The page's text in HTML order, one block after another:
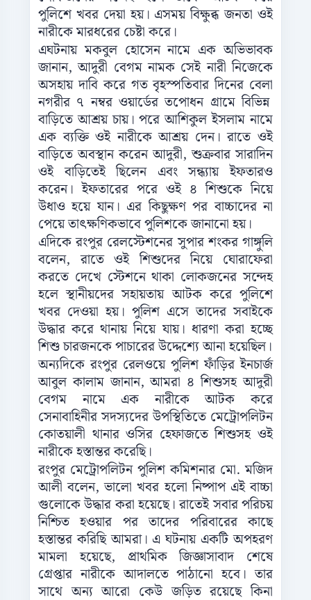
পুলিশে খবর দেয়া হয়। এসময় বিক্ষুব্ধ জনতা ওই
নারীকে মারধরের চেষ্টা করে।
এঘটনায় মকবুল হোসেন নামে এক অভিভাবক
জানান, আদুরী বেগম নামক সেই নারী নিজেকে
অসহায় দাবি করে গত বৃহস্পতিবার দিনের বেলা
নগরীর ৭ নম্বর ওয়ার্ডের তপোধন গ্রামে বিভিন্ন
বাড়িতে আশ্রয় চায়। পরে আশিকুল ইসলাম নামে
এক ব্যক্তি ওই নারীকে আশ্রয় দেন। রাতে ওই
বাড়িতে অবস্থান করেন আদুরী, শুক্রবার সারাদিন
ওই বাড়িতেই ছিলেন এবং সন্ধ্যায় ইফতারও
করেন। ইফতারের পরে ওই ৪ শিশুকে নিয়ে
উধাও হয়ে যান। এর কিছুক্ষণ পর বাচ্চাদের না
পেয়ে তাৎক্ষণিকভাবে পুলিশকে জানানো হয়।
এদিকে রংপুর রেলস্টেশনের সুপার শংকর গাঙ্গুলি
বলেন, রাতে ওই শিশুদের নিয়ে ঘোরাফেরা
করতে দেখে স্টেশনে থাকা লোকজনের সন্দেহ
হলে স্থানীয়দের সহায়তায় আটক করে পুলিশে
খবর দেওয়া হয়। পুলিশ এসে তাদের সবাইকে
উদ্ধার করে থানায় নিয়ে যায়। ধারণা করা হচ্ছে
শিশু চারজনকে পাচারের উদ্দেশ্যে আনা হয়েছিল।
অন্যদিকে রংপুর রেলওয়ে পুলিশ ফাঁড়ির ইনচার্জ
আবুল কালাম জানান, আমরা ৪ শিশুসহ আদুরী
বেগম নামে এক নারীকে আটক করে
সেনাবাহিনীর সদস্যদের উপস্থিতিতে মেট্রোপলিটন
কোতয়ালী থানার ওসির হেফাজতে শিশুসহ ওই
নারীকে হস্তান্তর করেছি।
রংপুর মেট্রোপলিটন পুলিশ কমিশনার মো. মজিদ
আলী বলেন, ভালো খবর হলো নিষ্পাপ এই বাচ্চা
গুলোকে উদ্ধার করা হয়েছে। রাতেই সবার পরিচয়
নিশ্চিত হওয়ার পর তাদের পরিবারের কাছে
হস্তান্তর করিছি আমরা। এ ঘটনায় একটি অপহরণ
মামলা হয়েছে, প্রাথমিক জিজ্ঞাসাবাদ শেষে
গ্রেপ্তার নারীকে আদালতে পাঠানো হবে। তার
সাথে অন্য আরো কেউ জড়িত রয়েছে কিনা